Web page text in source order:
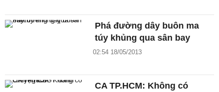
Phá đường dây buôn ma
túy khủng qua sân bay
02:54 18/05/2013
CA TP.HCM: Không có